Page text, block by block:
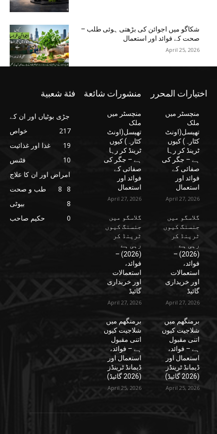
شکاگو میں اجوائن کی بڑھتی ہوئی طلب –
صحت کے فوائد اور استعمال
April 25, 2026
اختيارات المحرر
منچسٹر میں
ملک
تھیسل(اونٹ
کٹارہ) کیوں
ٹرینڈ کر رہا
ہے – جگر کی
صفائی کے
فوائد اور
استعمال
April 27, 2026
گلاسگو میں
جنسنگ کیوں
ٹرینڈ کر
رہی ہے
(2026) –
فوائد،
استعمالات
اور خریداری
گائیڈ
April 27, 2026
برمنگھم میں
شلاجیت کیوں
اتنی مقبول
ہے – فوائد،
استعمال اور
ڈیمانڈ ٹرینڈز
(2026 گائیڈ)
April 25, 2026
منشورات شائعة
منچسٹر میں
ملک
تھیسل(اونٹ
کٹارہ) کیوں
ٹرینڈ کر رہا
ہے – جگر کی
صفائی کے
فوائد اور
استعمال
April 27, 2026
گلاسگو میں
جنسنگ کیوں
ٹرینڈ کر
رہی ہے
(2026) –
فوائد،
استعمالات
اور خریداری
گائیڈ
April 27, 2026
برمنگھم میں
شلاجیت کیوں
اتنی مقبول
ہے – فوائد،
استعمال اور
ڈیمانڈ ٹرینڈز
(2026 گائیڈ)
April 25, 2026
فئة شعبية
جڑی بوٹیاں اور ان کے
خواص
217
غذا اور غذائیت
19
فٹنس
10
امراض اور ان کا علاج
8
طب و صحت
8
بیوٹی
8
حکیم صاحب
0